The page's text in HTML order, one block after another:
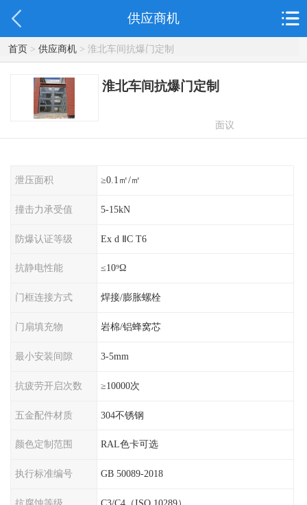
供应商机
首页> 供应商机> 淮北车间抗爆门定制
淮北车间抗爆门定制
面议
泄压面积 ≥0.1㎡/㎡
撞击力承受值 5-15kN
防爆认证等级 Ex d ⅡC T6
抗静电性能 ≤10⁹Ω
门框连接方式 焊接/膨胀螺栓
门扇填充物 岩棉/铝蜂窝芯
最小安装间隙 3-5mm
抗疲劳开启次数 ≥10000次
五金配件材质 304不锈钢
颜色定制范围 RAL色卡可选
执行标准编号 GB 50089-2018